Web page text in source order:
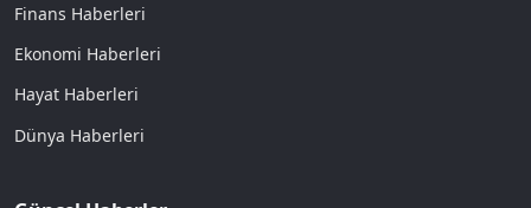
Finans Haberleri
Ekonomi Haberleri
Hayat Haberleri
Dünya Haberleri